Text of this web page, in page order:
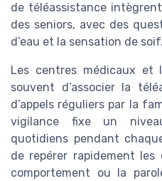
de téléassistance
des seniors, avec des
d’eau et la sensation de soif.
Les centres médicaux et
souvent d’associer la
d’appels réguliers par la
vigilance fixe un
quotidiens pendant
de repérer rapidement
comportement ou la